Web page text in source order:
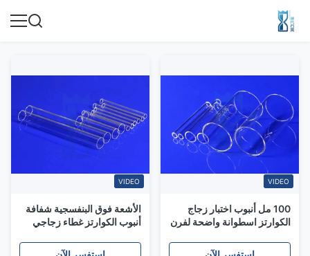
VIDEO
100 مل أنبوب اختبار زجاج
الكوارتز اسطوانة واضحة لفرن
VIDEO
الأشعة فوق البنفسجية شفافة
أنبوب الكوارتز غطاء زجاجي